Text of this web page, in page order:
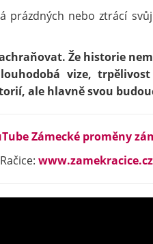
prázdných nebo ztrácí
Že historie
vize,
ale hlavně svou
Zámecké proměny
www.zamekracice.cz